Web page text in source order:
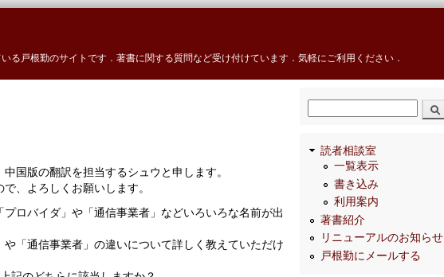
る戸根勤のサイトです．著書に関する質問など受け付けています．気軽にご利用ください．
国版の翻訳を担当するシュウと申します。
、よろしくお願いします。
ロバイダ」や「通信事業者」などいろいろな名前が出
「通信事業者」の違いについて詳しく教えていただけ
検索
読者相談室
一覧表示
書き込み
利用案内
著書紹介
リニューアルのお知らせ
戸根勤にメールする